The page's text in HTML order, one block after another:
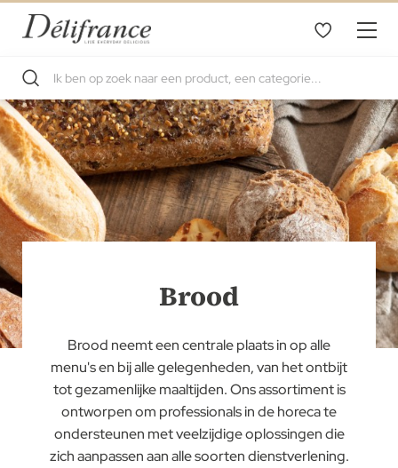
Brood
Brood neemt een centrale plaats in op alle
menu's en bij alle gelegenheden, van het ontbijt
tot gezamenlijke maaltijden. Ons assortiment is
ontworpen om professionals in de horeca te
ondersteunen met veelzijdige oplossingen die
zich aanpassen aan alle soorten dienstverlening.